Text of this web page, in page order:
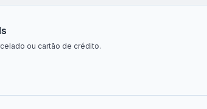
ou cartão de crédito.